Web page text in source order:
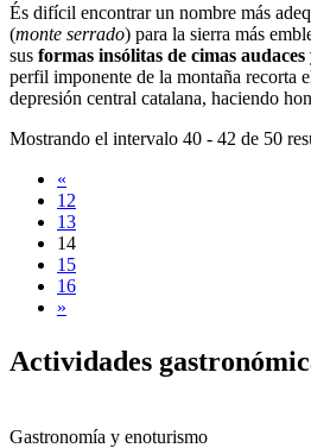
És difícil encontrar un nombre más
(monte serrado) para la sierra más
sus formas insólitas de cimas
perfil imponente de la montaña recorta
depresión central catalana, haciendo
Mostrando el intervalo 40 - 42 de 50
«
12
13
14
15
16
»
Actividades
Gastronomía y enoturismo